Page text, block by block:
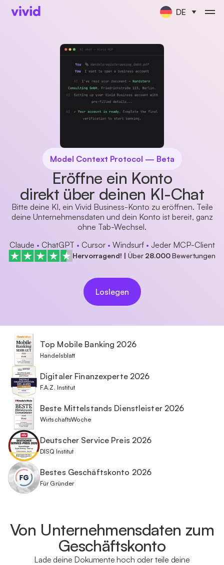
DE
Model Context Protocol — Beta
Eröffne ein Konto
direkt über deinen KI-Chat
Bitte deine KI, ein Vivid Business-Konto zu eröffnen. Teile
deine Unternehmensdaten und dein Konto ist bereit, ganz
ohne Tab-Wechsel.
Claude • ChatGPT • Cursor • Windsurf • Jeder MCP-Client
Hervorragend! | Über 28.000Bewertungen
Loslegen
Top Mobile Banking 2026
Handelsblatt
Digitaler Finanzexperte 2026
F.A.Z. Institut
Beste Mittelstands Dienstleister 2026
WirtschaftsWoche
Deutscher Service Preis 2026
DISQ Institut
Bestes Geschäftskonto 2026
Für Gründer
Von Unternehmensdaten zum
Geschäftskonto
Lade deine Dokumente hoch oder teile deine